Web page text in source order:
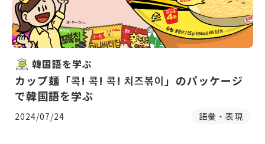
韓国語を学ぶ
カップ麺「콕! 콕! 콕! 치즈볶이」のパッケージ
で韓国語を学ぶ
2024/07/24 語彙・表現